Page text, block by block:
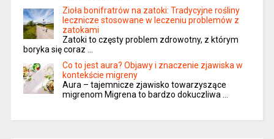
Zioła bonifratrów na zatoki: Tradycyjne rośliny
lecznicze stosowane w leczeniu problemów z
zatokami
Zatoki to częsty problem zdrowotny, z którym
boryka się coraz …
Co to jest aura? Objawy i znaczenie zjawiska w
kontekście migreny
Aura – tajemnicze zjawisko towarzyszące
migrenom Migrena to bardzo dokuczliwa …